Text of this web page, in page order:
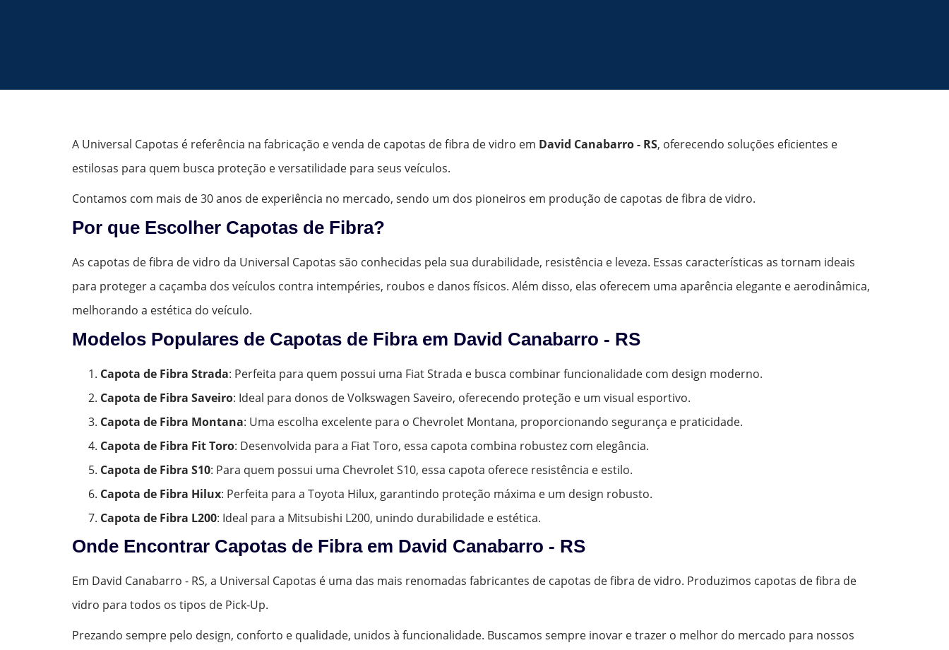
A Universal Capotas é referência na fabricação e venda de capotas de fibra de vidro em David Canabarro - RS, oferecendo soluções eficientes e
estilosas para quem busca proteção e versatilidade para seus veículos.
Contamos com mais de 30 anos de experiência no mercado, sendo um dos pioneiros em produção de capotas de fibra de vidro.
Por que Escolher Capotas de Fibra?
As capotas de fibra de vidro da Universal Capotas são conhecidas pela sua durabilidade, resistência e leveza. Essas características as tornam ideais
para proteger a caçamba dos veículos contra intempéries, roubos e danos físicos. Além disso, elas oferecem uma aparência elegante e aerodinâmica,
melhorando a estética do veículo.
Modelos Populares de Capotas de Fibra em David Canabarro - RS
Capota de Fibra Strada: Perfeita para quem possui uma Fiat Strada e busca combinar funcionalidade com design moderno.
Capota de Fibra Saveiro: Ideal para donos de Volkswagen Saveiro, oferecendo proteção e um visual esportivo.
Capota de Fibra Montana: Uma escolha excelente para o Chevrolet Montana, proporcionando segurança e praticidade.
Capota de Fibra Fit Toro: Desenvolvida para a Fiat Toro, essa capota combina robustez com elegância.
Capota de Fibra S10: Para quem possui uma Chevrolet S10, essa capota oferece resistência e estilo.
Capota de Fibra Hilux: Perfeita para a Toyota Hilux, garantindo proteção máxima e um design robusto.
Capota de Fibra L200: Ideal para a Mitsubishi L200, unindo durabilidade e estética.
Onde Encontrar Capotas de Fibra em David Canabarro - RS
Em David Canabarro - RS, a Universal Capotas é uma das mais renomadas fabricantes de capotas de fibra de vidro. Produzimos capotas de fibra de
vidro para todos os tipos de Pick-Up.
Prezando sempre pelo design, conforto e qualidade, unidos à funcionalidade. Buscamos sempre inovar e trazer o melhor do mercado para nossos